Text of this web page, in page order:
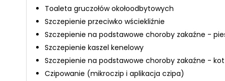
Toaleta gruczołów okołoodbytowych
Szczepienie przeciwko wściekliźnie
Szczepienie na podstawowe choroby zakaźne -
Szczepienie kaszel kenelowy
Szczepienie na podstawowe choroby zakaźne - kot
Czipowanie (mikroczip i aplikacja czipa)